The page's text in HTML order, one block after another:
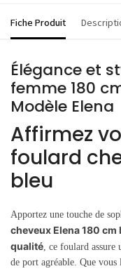
Fiche Produit
Élégance et
femme 180
Modèle Elena
Affirmez
foulard
bleu
Apportez une touche de
cheveux Elena 180 cm
qualité , ce foulard
de port agréable. Que